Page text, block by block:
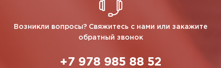
Возникли вопросы? Свяжитесь с нами или закажите
обратный звонок
+7 978 985 88 52